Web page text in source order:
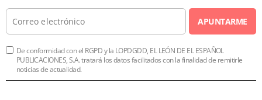
APUNTARME
De conformidad con el RGPD y la LOPDGDD, EL LEÓN DE EL ESPAÑOL
PUBLICACIONES, S.A. tratará los datos facilitados con la finalidad de remitirle
noticias de actualidad.